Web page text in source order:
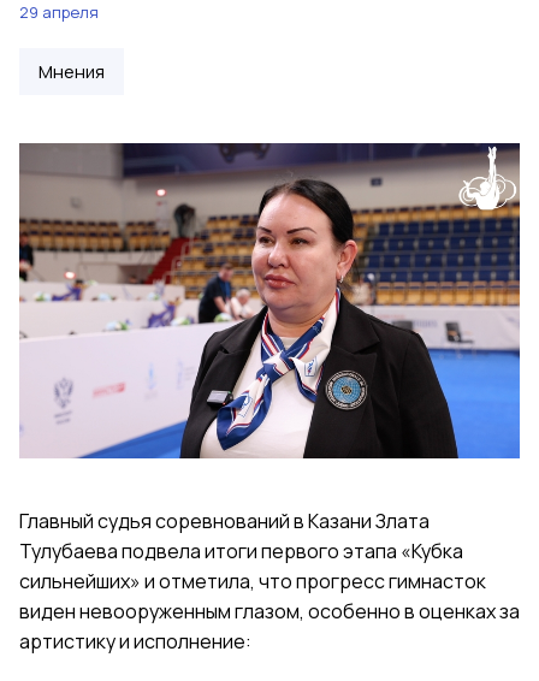
29 апреля
Мнения
Главный судья соревнований в Казани Злата
Тулубаева подвела итоги первого этапа «Кубка
сильнейших» и отметила, что прогресс гимнасток
виден невооруженным глазом, особенно в оценках за
артистику и исполнение: